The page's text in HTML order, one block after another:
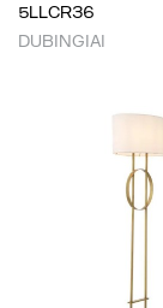
5LLCR36
DUBINGIAI